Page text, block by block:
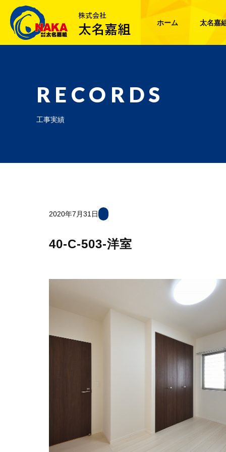
ホーム 太名嘉
RECORDS
工事実績
2020年7月31日
40-C-503-洋室